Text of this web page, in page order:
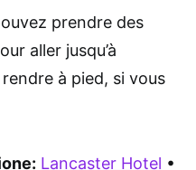
prendre des
aller jusqu’à
à pied, si vous
Lancaster Hotel •